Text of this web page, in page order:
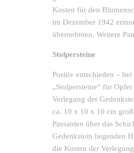
Kosten für den
im Dezember 1942
übernehmen. Weitere
Stolpersteine
Positiv entschieden –
„Stolpersteine“ für
Verlegung der
ca. 10 x 10 x 10 cm
Passanten über das
Gedenkstein liegenden
die Kosten der